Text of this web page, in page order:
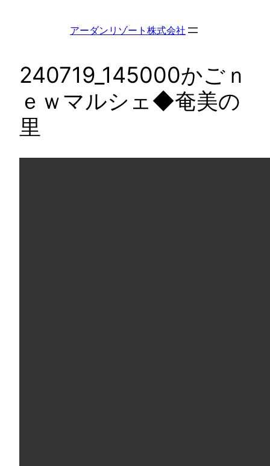
アーダンリゾート株式会社
240719_145000かごｎ
ｅｗマルシェ◆奄美の
里